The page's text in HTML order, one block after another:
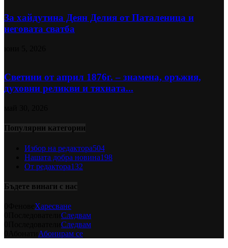
За хайдутина Деян Делия от Паталеница и
неговата сватба
Светини от април 1876г. – знамена, оръжия,
духовни реликви и тяхната...
Популярни категории
Избор на редактора504
Нашата добра новина198
От редактора132
Бъдете винаги с нас
Харесване
Следвам
Следвам
Абонирам се